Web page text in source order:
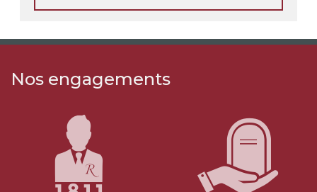
Nos engagements